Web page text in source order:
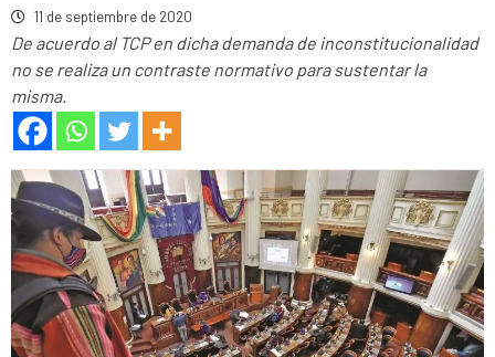
11 de septiembre de 2020
De acuerdo al TCP en dicha demanda de inconstitucionalidad
no se realiza un contraste normativo para sustentar la
misma.